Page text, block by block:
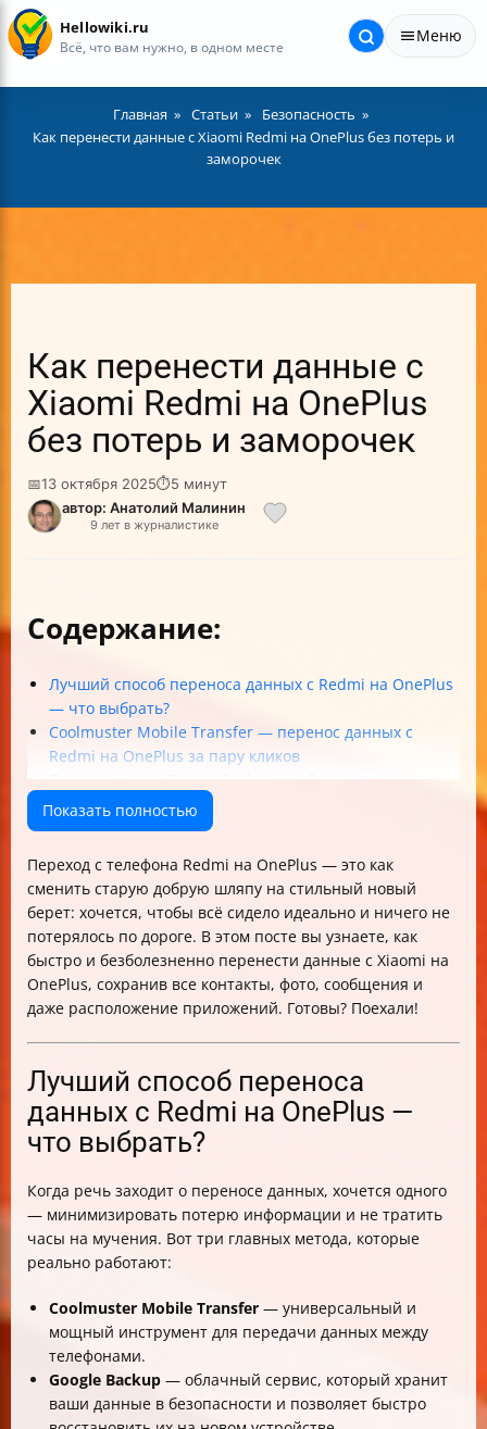
Hellowiki.ru
Всё, что вам нужно, в одном месте
Меню
Главная Статьи
Безопасность
Как перенести данные с Xiaomi Redmi на OnePlus без потерь и
заморочек
Как перенести данные с
Xiaomi Redmi на OnePlus
без потерь и заморочек
📅13 октября 2025⏱5 минут
автор: Анатолий Малинин
9 лет в журналистике
Содержание:
Лучший способ переноса данных с Redmi на OnePlus
— что выбрать?
Coolmuster Mobile Transfer — перенос данных с
Redmi на OnePlus за пару кликов
Перенос через Google Backup — облако спасет ваши
данные
OnePlus Switch — перенос с Xiaomi на OnePlus с
Как выбрать лучший метод для себя
Советы для успешного перехода
Заключение
Показать полностью
Переход с телефона Redmi на OnePlus — это как
сменить старую добрую шляпу на стильный новый
берет: хочется, чтобы всё сидело идеально и ничего не
потерялось по дороге. В этом посте вы узнаете, как
быстро и безболезненно перенести данные с Xiaomi на
OnePlus, сохранив все контакты, фото, сообщения и
даже расположение приложений. Готовы? Поехали!
Лучший способ переноса
данных с Redmi на OnePlus —
что выбрать?
Когда речь заходит о переносе данных, хочется одного
— минимизировать потерю информации и не тратить
часы на мучения. Вот три главных метода, которые
реально работают:
Coolmuster Mobile Transfer — универсальный и
мощный инструмент для передачи данных между
телефонами.
Google Backup — облачный сервис, который хранит
ваши данные в безопасности и позволяет быстро